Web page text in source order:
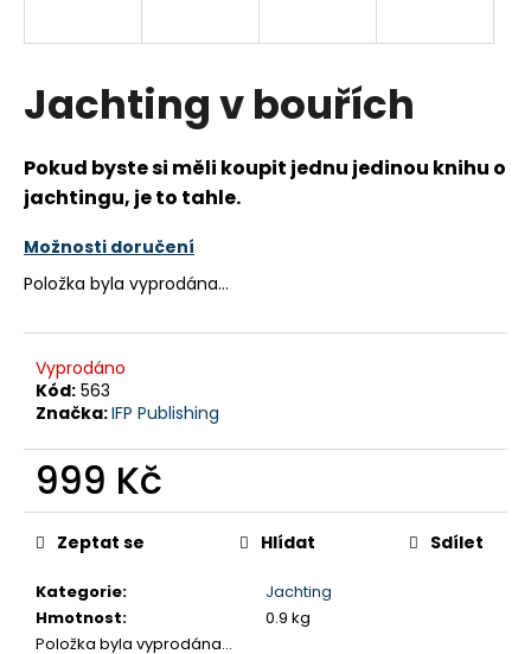
Jachting v bouřích
Pokud byste si měli koupit jednu jedinou knihu o
jachtingu, je to tahle.
Možnosti doručení
Položka byla vyprodána…
Vyprodáno
Kód: 563
Značka:IFP Publishing
999 Kč
Měrná
cena:
Kategorie:
Jachting
Hmotnost:
0.9 kg
Položka byla vyprodána…
Zeptat se Hlídat Sdílet
t
?
HLEDAT
D
o
o
u
č
e
m